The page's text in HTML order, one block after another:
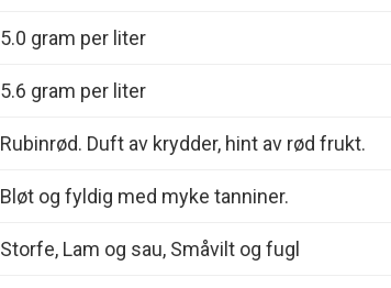
5.0 gram per liter
5.6 gram per liter
Rubinrød. Duft av krydder, hint av rød frukt.
Bløt og fyldig med myke tanniner.
Storfe, Lam og sau, Småvilt og fugl